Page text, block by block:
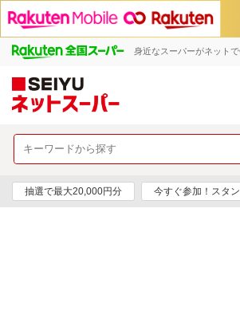
身近なスーパーがネット
抽選で最大20,000円分 今すぐ参加！スタ